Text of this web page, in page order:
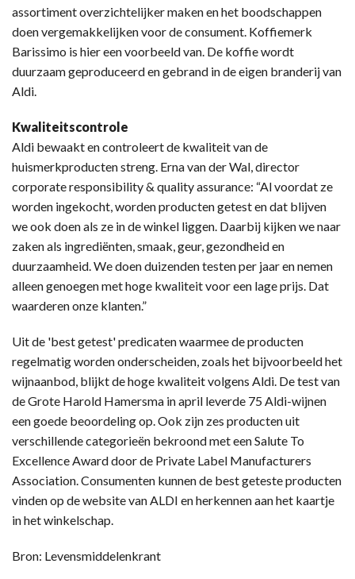
assortiment overzichtelijker maken en het boodschappen
doen vergemakkelijken voor de consument. Koffiemerk
Barissimo is hier een voorbeeld van. De koffie wordt
duurzaam geproduceerd en gebrand in de eigen branderij van
Aldi.
Kwaliteitscontrole
Aldi bewaakt en controleert de kwaliteit van de
huismerkproducten streng. Erna van der Wal, director
corporate responsibility & quality assurance: “Al voordat ze
worden ingekocht, worden producten getest en dat blijven
we ook doen als ze in de winkel liggen. Daarbij kijken we naar
zaken als ingrediënten, smaak, geur, gezondheid en
duurzaamheid. We doen duizenden testen per jaar en nemen
alleen genoegen met hoge kwaliteit voor een lage prijs. Dat
waarderen onze klanten.”
Uit de 'best getest' predicaten waarmee de producten
regelmatig worden onderscheiden, zoals het bijvoorbeeld het
wijnaanbod, blijkt de hoge kwaliteit volgens Aldi. De test van
de Grote Harold Hamersma in april leverde 75 Aldi-wijnen
een goede beoordeling op. Ook zijn zes producten uit
verschillende categorieën bekroond met een Salute To
Excellence Award door de Private Label Manufacturers
Association. Consumenten kunnen de best geteste producten
vinden op de website van ALDI en herkennen aan het kaartje
in het winkelschap.
Bron: Levensmiddelenkrant